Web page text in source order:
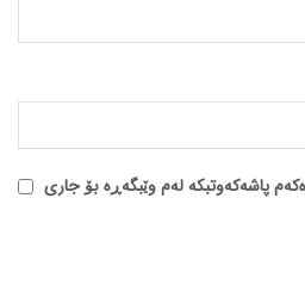
پاشەکەوتبکە لەم وێبگەڕە بۆ جاری